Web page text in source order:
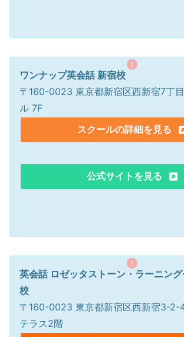
ワンナップ英会話 新宿校
〒160-0023 東京都新宿区西新宿7丁
ル 7F
スクールの詳細を見る
公式サイトを見る
英会話 ロゼッタストーン・ラーニン
校
〒160-0023 東京都新宿区西新宿3-2-
テラス2階